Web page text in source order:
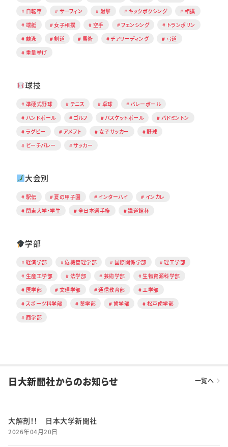
自転車
サーフィン 射撃 キックボクシング
相撲
端艇
女子相撲 空手 フェンシング
トランポリン
競泳
剣道 馬術 チアリーディング
弓道
重量挙げ
球技
準硬式野球 テニス 卓球
バレーボール
ハンドボール
ゴルフ バスケットボール
バドミントン
ラグビー
アメフト 女子サッカー
野球
ビーチバレー
サッカー
大会別
駅伝 夏の甲子園 インターハイ
インカレ
関東大学・学生
全日本選手権 講道館杯
学部
経済学部 危機管理学部 国際関係学部
理工学部
生産工学部
法学部 芸術学部
生物資源科学部
医学部
文理学部 通信教育部
工学部
スポーツ科学部
薬学部 歯学部
松戸歯学部
商学部
日大新聞社からのお知らせ 一覧へ
大解剖！！ 日本大学新聞社
2026年04月20日